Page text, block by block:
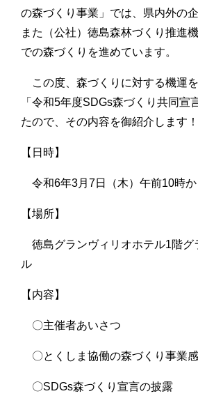
の森づくり事業」では、県内外の
また（公社）徳島森林づくり推進
での森づくりを進めています。
この度、森づくりに対する機運を
「令和5年度SDGs森づくり共同宣
たので、その内容を御紹介します！
【日時】
令和6年3月7日（木）午前10時か
【場所】
徳島グランヴィリオホテル1階グ
ル
【内容】
〇主催者あいさつ
〇とくしま協働の森づくり事業
〇SDGs森づくり宣言の披露